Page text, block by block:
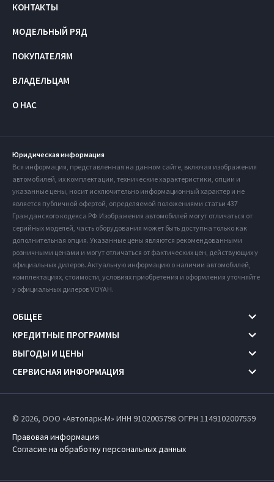
КОНТАКТЫ
МОДЕЛЬНЫЙ РЯД
ПОКУПАТЕЛЯМ
ВЛАДЕЛЬЦАМ
О НАС
Юридическая информация
Вся информация, представленная на данном сайте, включая изображения
автомобилей, их комплектации, технические характеристики, опции и
указанные цены, носит исключительно информационный характер и не
является публичной офертой, определяемой положениями статьи 437
Гражданского кодекса РФ. Изображения автомобилей могут отличаться от
серийных моделей, часть оборудования может быть доступна только как
дополнительная опция. Указанные цены являются рекомендованными
розничными ценами и могут отличаться от фактических цен, действующих у
официальных дилеров. Актуальную информацию о наличии автомобилей,
комплектациях, стоимости, условиях приобретения и оформления уточняйте
у официальных дилеров VOYAH.
ОБЩЕЕ
КРЕДИТНЫЕ ПРОГРАММЫ
ВЫГОДЫ И ЦЕНЫ
СЕРВИСНАЯ ИНФОРМАЦИЯ
© 2026, ООО «Автопарк-М» ИНН 9102005798 ОГРН 1149102007559
Правовая информация
Согласие на обработку персональных данных